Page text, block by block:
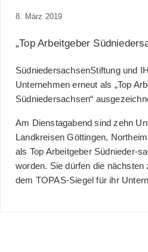
8. März 2019
„Top Arbeitgeber
SüdniedersachsenStiftung und
Unternehmen erneut als „Top
Südniedersachsen“
Am Dienstagabend sind zehn
Landkreisen Göttingen,
als Top Arbeitgeber Südnieder-
worden. Sie dürfen die
dem TOPAS-Siegel für ihr